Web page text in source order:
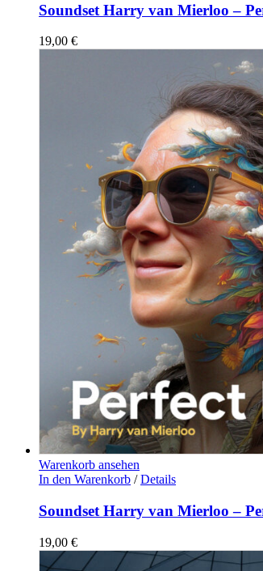
Soundset Harry van Mierloo –
19,00 €
Warenkorb ansehen
In den Warenkorb / Details
Soundset Harry van Mierloo –
19,00 €